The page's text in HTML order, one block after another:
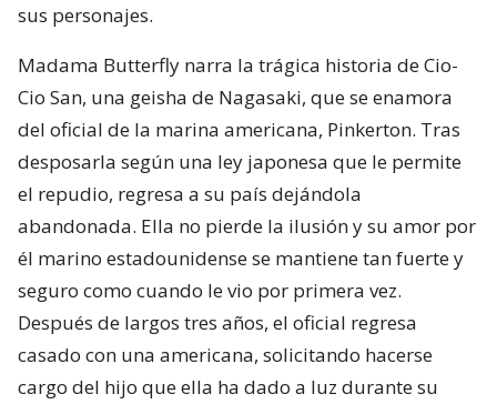
sus personajes.
Madama Butterfly narra la trágica historia de Cio-
Cio San, una geisha de Nagasaki, que se enamora
del oficial de la marina americana, Pinkerton. Tras
desposarla según una ley japonesa que le permite
el repudio, regresa a su país dejándola
abandonada. Ella no pierde la ilusión y su amor por
él marino estadounidense se mantiene tan fuerte y
seguro como cuando le vio por primera vez.
Después de largos tres años, el oficial regresa
casado con una americana, solicitando hacerse
cargo del hijo que ella ha dado a luz durante su